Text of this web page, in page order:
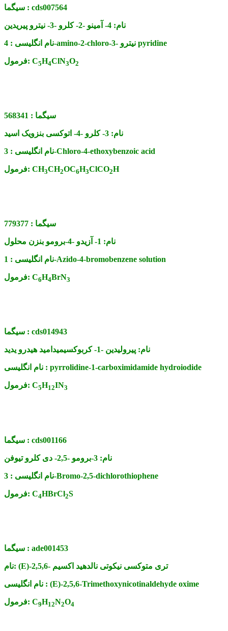
سیگما : cds007564
نام: 4- آمینو -2- کلرو -3- نیترو پیریدین
نام انگلیسی : 4-amino-2-chloro-3- نیترو pyridine
فرمول: C5H4ClN3O2
سیگما : 568341
نام: 3- کلرو -4- اتوکسی بنزویک اسید
نام انگلیسی :3-Chloro-4-ethoxybenzoic acid
فرمول: CH3CH2OC6H3ClCO2H
سیگما : 779377
نام: 1- آزیدو -4-برومو بنزن محلول
نام انگلیسی :1-Azido-4-bromobenzene solution
فرمول: C6H4BrN3
سیگما : cds014943
نام: پیرولیدین -1- کربوکسیمیدامید هیدرو یدید
نام انگلیسی : pyrrolidine-1-carboximidamide hydroiodide
فرمول: C5H12IN3
سیگما : cds001166
نام: 3-برومو -2,5- دی کلرو تیوفن
نام انگلیسی :3-Bromo-2,5-dichlorothiophene
فرمول: C4HBrCl2S
سیگما : ade001453
نام: (E)-2,5,6- تری متوکسی نیکوتی نالدهید اکسیم
نام انگلیسی : (E)-2,5,6-Trimethoxynicotinaldehyde oxime
فرمول: C9H12N2O4